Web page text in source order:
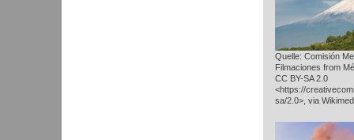
Quelle: Comisión
Filmaciones from
CC BY-SA 2.0
<https://
sa/2.0>, via